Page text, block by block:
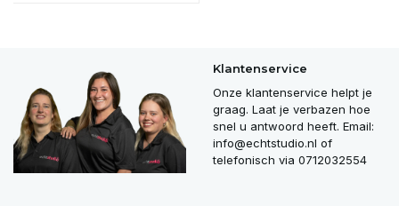
Klantenservice
Onze klantenservice helpt je
graag. Laat je verbazen hoe
snel u antwoord heeft. Email:
info@echtstudio.nl of
telefonisch via 0712032554